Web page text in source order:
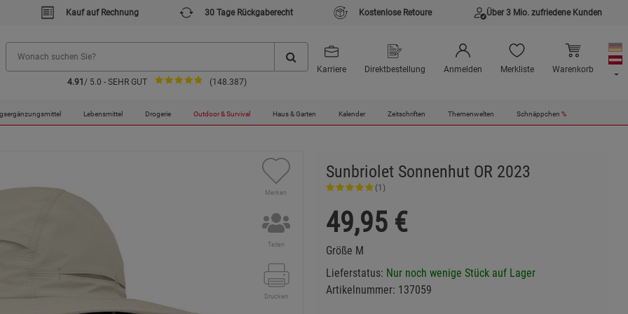
Kauf auf Rechnung 30 Tage Rückgaberecht Kostenlose Retoure Über 3 Mio. zufriedene Kunden
4.91 / 5.0 - SEHR GUT (148.387)
Karriere Direktbestellung Anmelden Merkliste Warenkorb
Lebensmittel Drogerie Outdoor & Survival Haus & Garten Kalender Zeitschriften Themenwelten Schnäppchen %
OR 2023
Merken
Teilen
Drucken
Sunbriolet Sonnenhut OR 2023
(1)
49,95 €
Größe M
Lieferstatus: Nur noch wenige Stück auf Lager
Artikelnummer: 137059